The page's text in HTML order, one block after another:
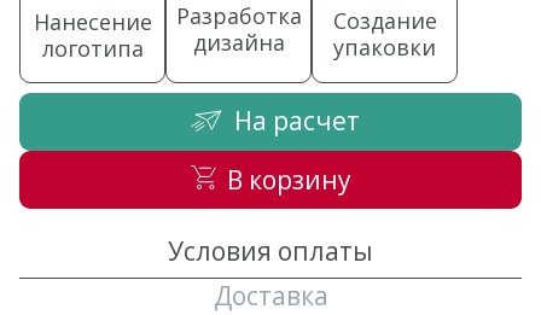
Нанесение
логотипа
Разработка
дизайна
Создание
упаковки
На расчет
В корзину
Условия оплаты
Доставка